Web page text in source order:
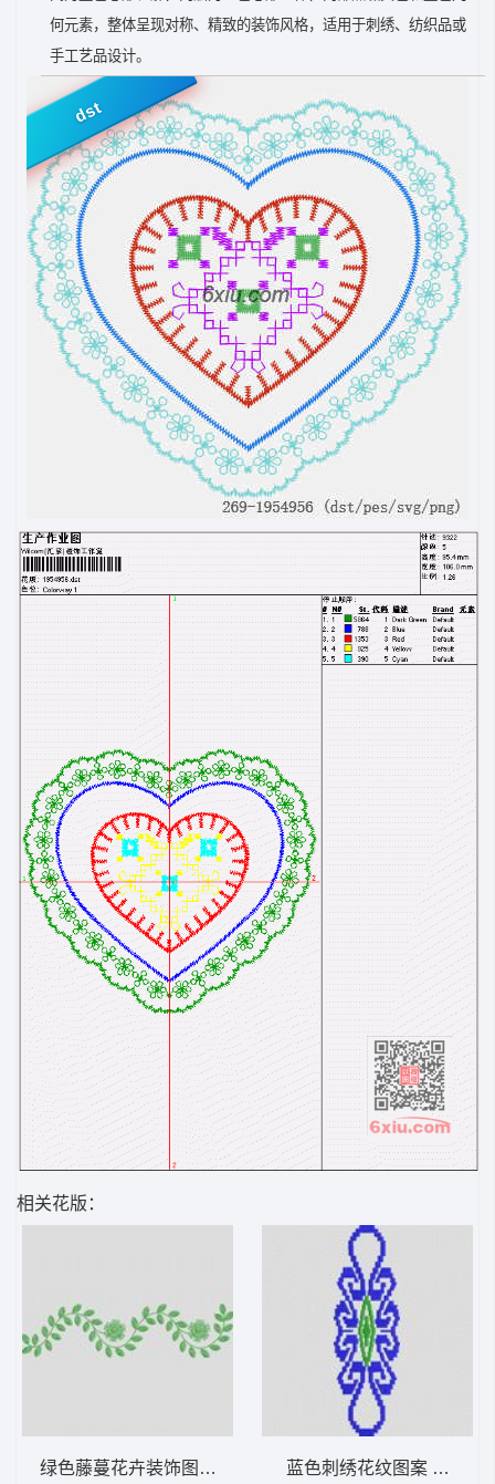
何元素，整体呈现对称、精致的装饰风格，适用于刺绣、纺织品或
手工艺品设计。
dst
相关花版：
绿色藤蔓花卉装饰图案 植物花型蓝色刺绣花纹图案 植物花